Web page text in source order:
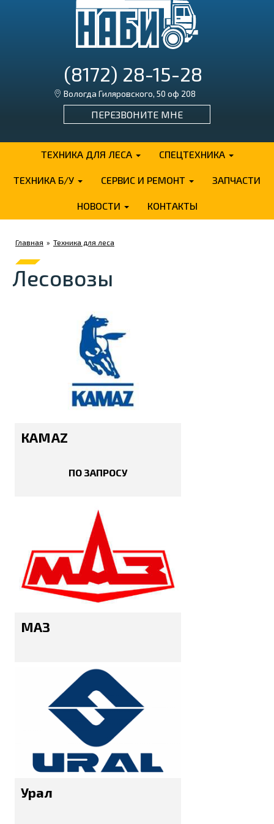
(8172) 28-15-28
Вологда Гиляровского, 50 оф 208
ПЕРЕЗВОНИТЕ МНЕ
ТЕХНИКА ДЛЯ ЛЕСА СПЕЦТЕХНИКА
ТЕХНИКА Б/У СЕРВИС И РЕМОНТ ЗАПЧАСТИ
НОВОСТИ КОНТАКТЫ
Главная » Техника для леса
Лесовозы
КАМАZ
ПО ЗАПРОСУ
МАЗ
Урал